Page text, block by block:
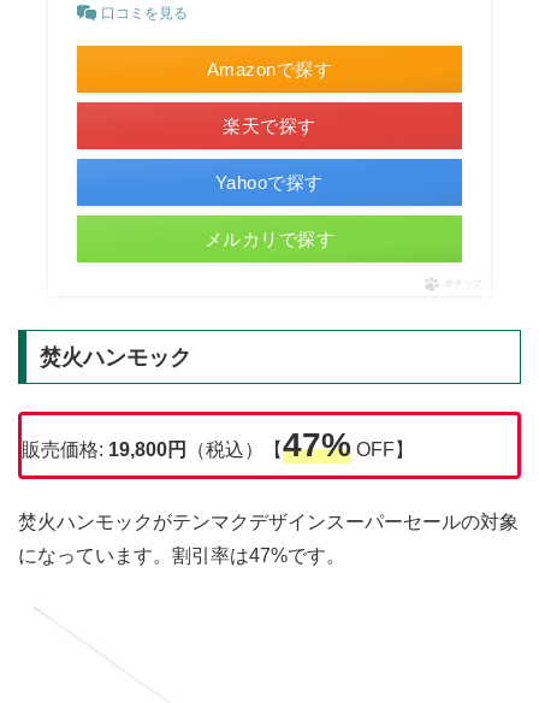
口コミを見る
Amazonで探す
楽天で探す
Yahooで探す
メルカリで探す
ポチップ
焚火ハンモック
販売価格: 19,800円 （税込）【47% OFF】
焚火ハンモックがテンマクデザインスーパーセールの対象
になっています。割引率は47%です。